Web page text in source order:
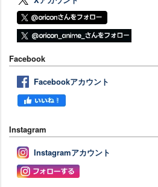
Facebook
Facebookアカウント
Instagram
Instagramアカウント